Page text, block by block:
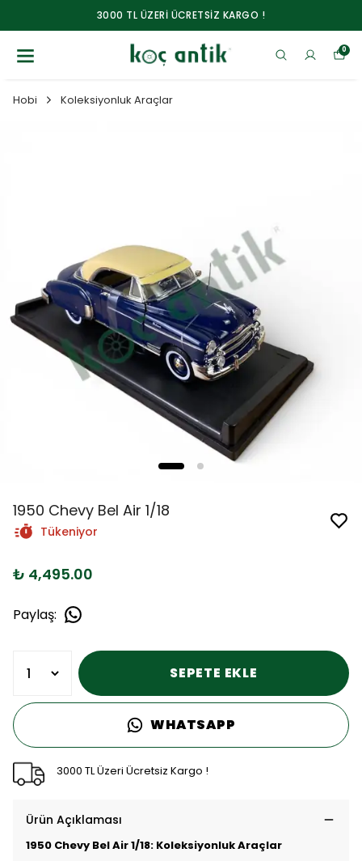
3000 TL ÜZERİ ÜCRETSİZ KARGO !
0
Hobi Koleksiyonluk Araçlar
1950 Chevy Bel Air 1/18
Tükeniyor
₺ 4,495.00
Paylaş:
SEPETE EKLE
WHATSAPP
3000 TL Üzeri Ücretsiz Kargo !
Ürün Açıklaması
1950 Chevy Bel Air 1/18: Koleksiyonluk Araçlar